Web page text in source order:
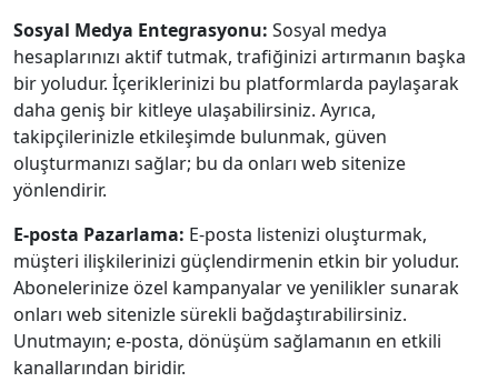
Sosyal Medya Entegrasyonu: Sosyal medya
hesaplarınızı aktif tutmak, trafiğinizi artırmanın başka
bir yoludur. İçeriklerinizi bu platformlarda paylaşarak
daha geniş bir kitleye ulaşabilirsiniz. Ayrıca,
takipçilerinizle etkileşimde bulunmak, güven
oluşturmanızı sağlar; bu da onları web sitenize
yönlendirir.
E-posta Pazarlama: E-posta listenizi oluşturmak,
müşteri ilişkilerinizi güçlendirmenin etkin bir yoludur.
Abonelerinize özel kampanyalar ve yenilikler sunarak
onları web sitenizle sürekli bağdaştırabilirsiniz.
Unutmayın; e-posta, dönüşüm sağlamanın en etkili
kanallarından biridir.